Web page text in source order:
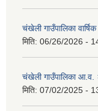
चंखेली गाउँपालिका
मिति: 06/26/2026 -
चंखेली गाउँपालिका आ.व.
मिति: 07/02/2025 -